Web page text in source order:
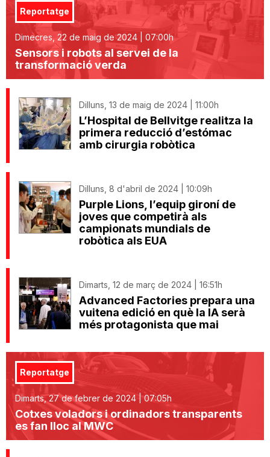
Reportatge
Dimecres, 22 de maig de 2024 | 07:00h
Sensors i robots al servei de la
transformació verda
Dilluns, 13 de maig de 2024 | 11:00h
L’Hospital de Bellvitge realitza la
primera reducció d’estómac
amb cirurgia robòtica
Dilluns, 8 d'abril de 2024 | 10:09h
Purple Lions, l’equip gironí de
joves que competirà als
campionats mundials de
robòtica als EUA
Dimarts, 12 de març de 2024 | 16:51h
Advanced Factories prepara una
vuitena edició en què la IA serà
més protagonista que mai
Reportatge
Dimarts, 27 de febrer de 2024 | 07:05h
Cotxes voladors i ordinadors transparents
es fan lloc al MWC